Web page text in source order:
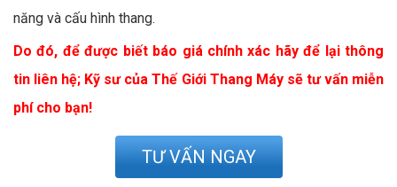
năng và cấu hình thang.
Do đó, để được biết báo giá chính xác hãy để lại thông
tin liên hệ; Kỹ sư của Thế Giới Thang Máy sẽ tư vấn miễn
phí cho bạn!
TƯ VẤN NGAY